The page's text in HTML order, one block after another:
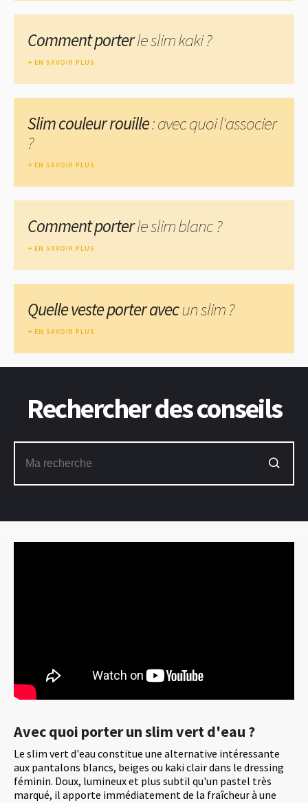
Avec quoi porter un slim vert d'eau ?
Le slim vert d'eau constitue une alternative intéressante
aux pantalons blancs, beiges ou kaki clair dans le dressing
féminin. Doux, lumineux et plus subtil qu'un pastel très
marqué, il apporte immédiatement de la fraîcheur à une
Comment porterle slim kaki ?
EN SAVOIR PLUS
Slim couleur rouille: avec quoi l'associer
?
EN SAVOIR PLUS
Comment porterle slim blanc ?
EN SAVOIR PLUS
Quelle veste porter avecun slim ?
EN SAVOIR PLUS
Rechercher des conseils